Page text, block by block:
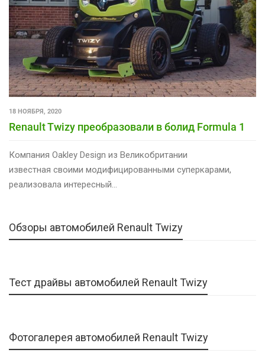
18 НОЯБРЯ, 2020
Renault Twizy преобразовали в болид Formula 1
Компания Oakley Design из Великобритании
известная своими модифицированными суперкарами,
реализовала интересный…
Обзоры автомобилей Renault Twizy
Тест драйвы автомобилей Renault Twizy
Фотогалерея автомобилей Renault Twizy